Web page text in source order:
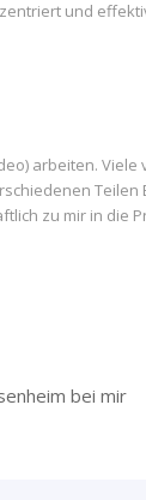
und
arbeiten.
zu mir in die
bei mir